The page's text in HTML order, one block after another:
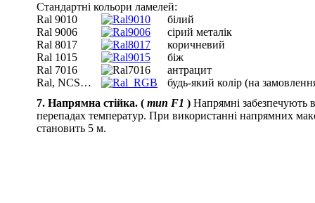
Стандартні кольори ламелей:
Ral 9010
білий
Ral 9006
сірий металік
Ral 8017
коричневий
Ral 1015
біж
Ral 7016
антрацит
Ral, NCS…
будь-який колір (на
7. Напрямна стійка. ( тип F1 ) Напрямні забезпечують
перепадах температур. При використанні напрямних
становить 5 м.